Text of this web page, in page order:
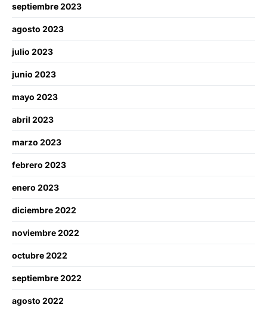
septiembre 2023
agosto 2023
julio 2023
junio 2023
mayo 2023
abril 2023
marzo 2023
febrero 2023
enero 2023
diciembre 2022
noviembre 2022
octubre 2022
septiembre 2022
agosto 2022